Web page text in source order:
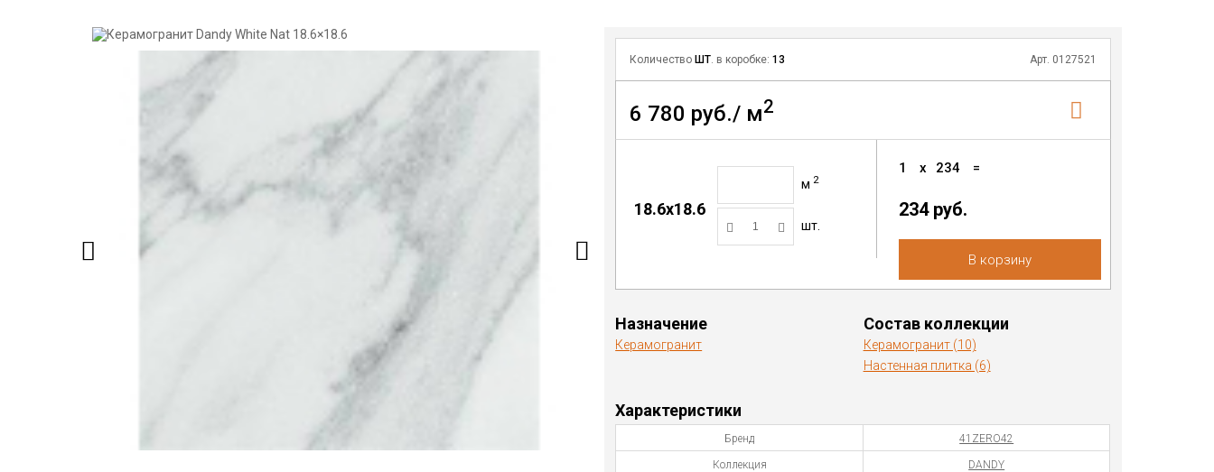
Количество ШТ. в коробке:13 Арт. 0127521
6 780 руб./ м2
18.6x18.6
м 2
шт.
1 x 234 =
234 руб.
В корзину
Назначение
Керамогранит
Состав коллекции
Керамогранит (10)
Настенная плитка (6)
Характеристики
Бренд 41ZERO42
Коллекция DANDY